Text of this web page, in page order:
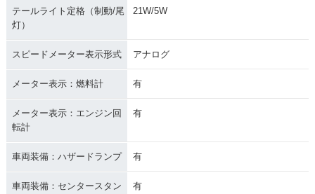
テールライト定格（制動/尾
灯）
21W/5W
スピードメーター表示形式 アナログ
メーター表示：燃料計 有
メーター表示：エンジン回
転計
有
車両装備：ハザードランプ 有
車両装備：センタースタン
有